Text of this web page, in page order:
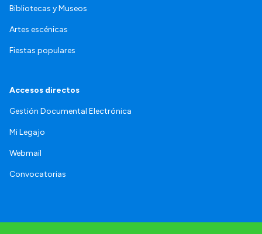
Bibliotecas y Museos
Artes escénicas
Fiestas populares
Accesos directos
Gestión Documental Electrónica
Mi Legajo
Webmail
Convocatorias